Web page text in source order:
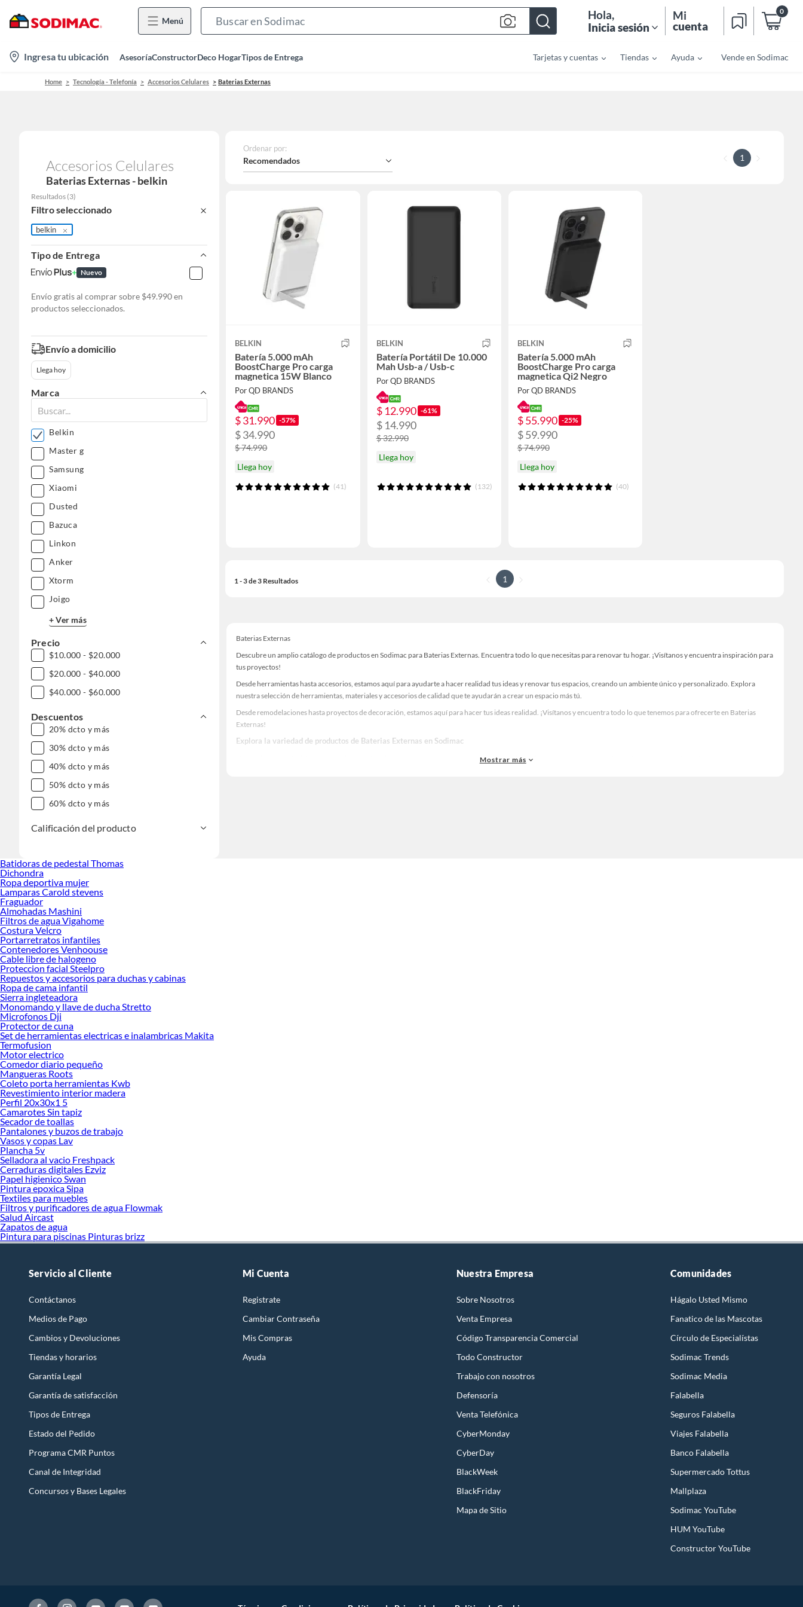
Menú
Bar
Hola,
Inicia sesión
Mi
cuenta
0
location-
icon
Ingresa tu ubicación AsesoríaConstructorDeco HogarTipos de Entrega Tarjetas y cuentas Tiendas Ayuda Vende en Sodimac
Home Tecnología - Telefonía Accesorios Celulares Baterias Externas
Accesorios Celulares
Baterias Externas - belkin
Resultados (3)
Filtro seleccionado
belkin
Tipo de Entrega
Nuevo
Envío gratis al comprar sobre $49.990 en
productos seleccionados.
Envío a domicilio
Llega hoy
Marca
Belkin
Master g
Samsung
Xiaomi
Dusted
Bazuca
Linkon
Anker
Xtorm
Joigo
+ Ver más
Precio
$10.000 - $20.000
$20.000 - $40.000
$40.000 - $60.000
Descuentos
20% dcto y más
30% dcto y más
40% dcto y más
50% dcto y más
60% dcto y más
Calificación del producto
Ordenar por:
Recomendados 1
BELKIN
Batería 5.000 mAh
BoostCharge Pro carga
magnetica 15W Blanco
Por QD BRANDS
$ 31.990 -57%
$ 34.990
$ 74.990
Llega hoy
(41)
BELKIN
Batería Portátil De 10.000
Mah Usb-a / Usb-c
Por QD BRANDS
$ 12.990 -61%
$ 14.990
$ 32.990
Llega hoy
(132)
BELKIN
Batería 5.000 mAh
BoostCharge Pro carga
magnetica Qi2 Negro
Por QD BRANDS
$ 55.990 -25%
$ 59.990
$ 74.990
Llega hoy
(40)
1 - 3 de 3 Resultados 1
Baterias Externas
Descubre un amplio catálogo de productos en Sodimac para Baterias Externas. Encuentra todo lo que necesitas para renovar tu hogar. ¡Visítanos y encuentra inspiración para
tus proyectos!
Desde herramientas hasta accesorios, estamos aquí para ayudarte a hacer realidad tus ideas y renovar tus espacios, creando un ambiente único y personalizado. Explora
nuestra selección de herramientas, materiales y accesorios de calidad que te ayudarán a crear un espacio más tú.
Desde remodelaciones hasta proyectos de decoración, estamos aquí para hacer tus ideas realidad. ¡Visítanos y encuentra todo lo que tenemos para ofrecerte en Baterias
Externas!
Explora la variedad de productos de Baterias Externas en Sodimac
Herramientas, materiales y accesorios de calidad para tus proyectos y renovación de espacios. ¡Visítanos y descubre todo lo que tenemos para ofrecerte!
Mostrar más
Batidoras de pedestal Thomas
Dichondra
Ropa deportiva mujer
Lamparas Carold stevens
Fraguador
Almohadas Mashini
Filtros de agua Vigahome
Costura Velcro
Portarretratos infantiles
Contenedores Venhoouse
Cable libre de halogeno
Proteccion facial Steelpro
Repuestos y accesorios para duchas y cabinas
Ropa de cama infantil
Sierra ingleteadora
Monomando y llave de ducha Stretto
Microfonos Dji
Protector de cuna
Set de herramientas electricas e inalambricas Makita
Termofusion
Motor electrico
Comedor diario pequeño
Mangueras Roots
Coleto porta herramientas Kwb
Revestimiento interior madera
Perfil 20x30x1 5
Camarotes Sin tapiz
Secador de toallas
Pantalones y buzos de trabajo
Vasos y copas Lav
Plancha 5v
Selladora al vacio Freshpack
Cerraduras digitales Ezviz
Papel higienico Swan
Pintura epoxica Sipa
Textiles para muebles
Filtros y purificadores de agua Flowmak
Salud Aircast
Zapatos de agua
Pintura para piscinas Pinturas brizz
Servicio al Cliente
Contáctanos
Medios de Pago
Cambios y Devoluciones
Tiendas y horarios
Garantía Legal
Garantía de satisfacción
Tipos de Entrega
Estado del Pedido
Programa CMR Puntos
Canal de Integridad
Concursos y Bases Legales
Mi Cuenta
Registrate
Cambiar Contraseña
Mis Compras
Ayuda
Nuestra Empresa
Sobre Nosotros
Venta Empresa
Código Transparencia Comercial
Todo Constructor
Trabajo con nosotros
Defensoría
Venta Telefónica
CyberMonday
CyberDay
BlackWeek
BlackFriday
Mapa de Sitio
Comunidades
Hágalo Usted Mismo
Fanatico de las Mascotas
Círculo de Especialístas
Sodimac Trends
Sodimac Media
Falabella
Seguros Falabella
Viajes Falabella
Banco Falabella
Supermercado Tottus
Mallplaza
Sodimac YouTube
HUM YouTube
Constructor YouTube